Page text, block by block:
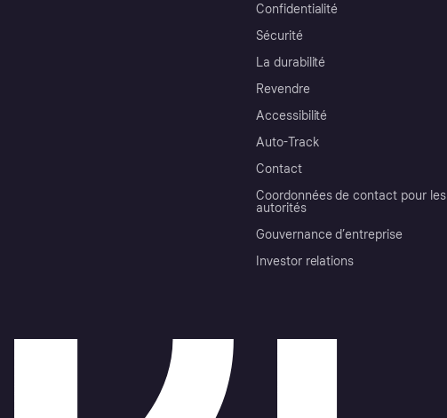
Confidentialité
Sécurité
La durabilité
Revendre
Accessibilité
Auto-Track
Contact
Coordonnées de contact pour les
autorités
Gouvernance d’entreprise
Investor relations